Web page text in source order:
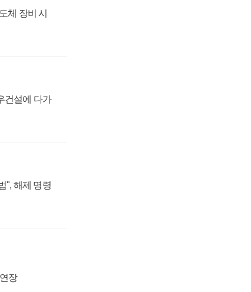
체 장비 시
건설에 다가
", 해제 명령
장